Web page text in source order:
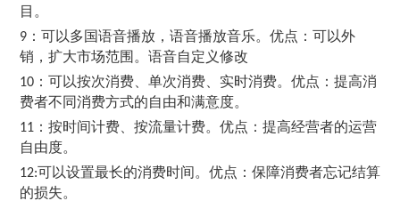
目。
9：可以多国语音播放，语音播放音乐。优点：可以外
销，扩大市场范围。语音自定义修改
10：可以按次消费、单次消费、实时消费。优点：提高消
费者不同消费方式的自由和满意度。
11 ：按时间计费、按流量计费。优点：提高经营者的运营
自由度。
12:可以设置最长的消费时间。优点：保障消费者忘记结算
的损失。